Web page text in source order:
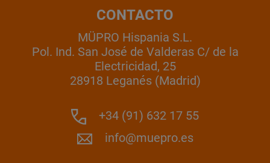
CONTACTO
MÜPRO Hispania S.L.
Pol. Ind. San José de Valderas C/ de la
Electricidad, 25
28918 Leganés (Madrid)
+34 (91) 632 17 55
info@muepro.es